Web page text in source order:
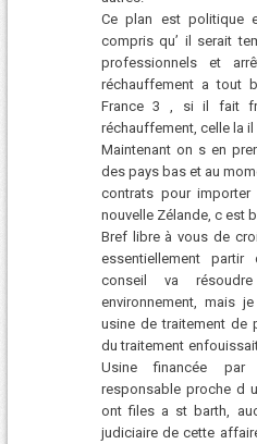
Ce plan est politique
compris qu’ il serait
professionnels et
réchauffement a tout
France 3 , si il fait
réchauffement, celle la
Maintenant on s en
des pays bas et au
contrats pour
nouvelle Zélande, c est
Bref libre à vous de
essentiellement
conseil va
environnement, mais
usine de traitement de
du traitement
Usine financée
responsable proche d
ont files a st barth,
judiciaire de cette